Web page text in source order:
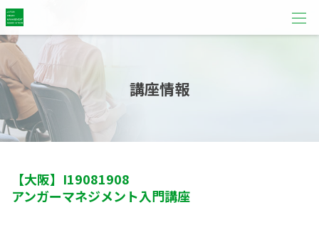
講座情報
【大阪】 I19081908
アンガーマネジメント入門講座